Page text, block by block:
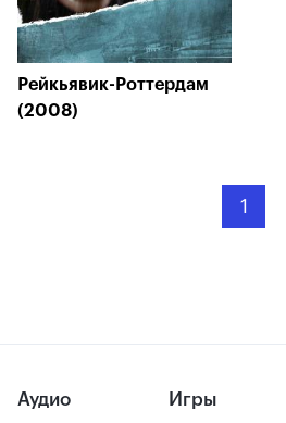
Рейкьявик-Роттердам
(2008)
1
Аудио Игры